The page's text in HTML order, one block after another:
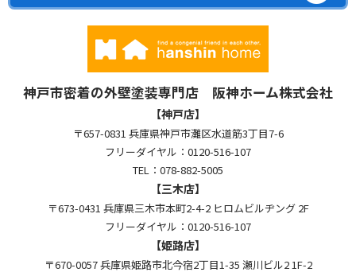
神戸市密着の外壁塗装専門店 阪神ホーム株式会社
【神戸店】
〒657-0831 兵庫県神戸市灘区水道筋3丁目7-6
フリーダイヤル：0120-516-107
TEL：078-882-5005
【三木店】
〒673-0431 兵庫県三木市本町2-4-2 ヒロムビルヂング 2F
フリーダイヤル：0120-516-107
【姫路店】
〒670-0057 兵庫県姫路市北今宿2丁目1-35 瀬川ビル2 1F-2